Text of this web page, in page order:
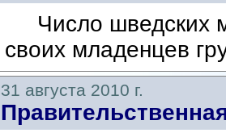
Число шведских
своих младенцев
31 августа 2010 г.